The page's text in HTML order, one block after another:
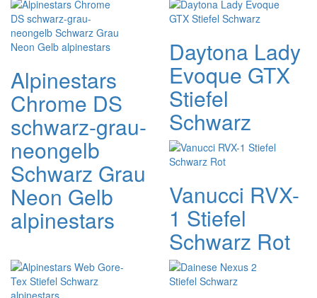
Alpinestars
Chrome DS
schwarz-grau-
neongelb
Schwarz Grau
Neon Gelb
alpinestars
Daytona Lady
Evoque GTX
Stiefel
Schwarz
Vanucci RVX-
1 Stiefel
Schwarz Rot